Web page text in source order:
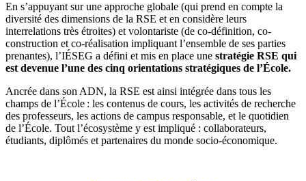
En s’appuyant sur une approche globale (qui prend en compte la
diversité des dimensions de la RSE et en considère leurs
interrelations très étroites) et volontariste (de co-définition, co-
construction et co-réalisation impliquant l’ensemble de ses parties
prenantes), l’IÉSEG a défini et mis en place une stratégie RSE qui
est devenue l’une des cinq orientations stratégiques de l’École.
Ancrée dans son ADN, la RSE est ainsi intégrée dans tous les
champs de l’École : les contenus de cours, les activités de recherche
des professeurs, les actions de campus responsable, et le quotidien
de l’École. Tout l’écosystème y est impliqué : collaborateurs,
étudiants, diplômés et partenaires du monde socio-économique.